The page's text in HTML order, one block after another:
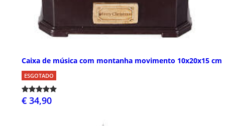
Caixa de música com montanha movimento 10x20x15 cm
ESGOTADO
€ 34,90